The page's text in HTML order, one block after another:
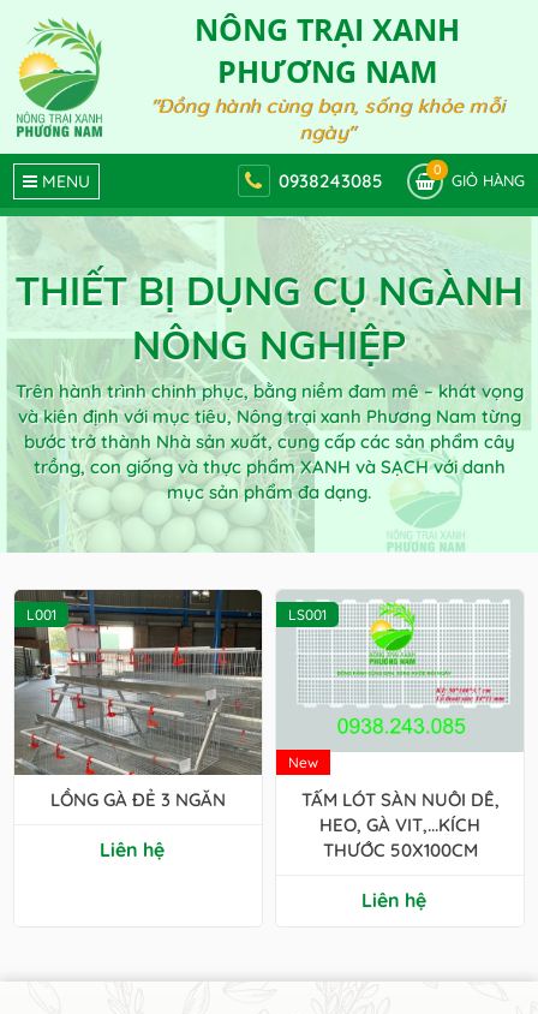
NÔNG TRẠI XANH
PHƯƠNG NAM
"Đồng hành cùng bạn, sống khỏe mỗi
ngày"
MENU 0938243085
0
GIỎ HÀNG
THIẾT BỊ DỤNG CỤ NGÀNH
NÔNG NGHIỆP
Trên hành trình chinh phục, bằng niềm đam mê – khát vọng
và kiên định với mục tiêu, Nông trại xanh Phương Nam từng
bước trở thành Nhà sản xuất, cung cấp các sản phẩm cây
trồng, con giống và thực phẩm XANH và SẠCH với danh
mục sản phẩm đa dạng.
L001
LỒNG GÀ ĐẺ 3 NGĂN
Liên hệ
LS001
New
TẤM LÓT SÀN NUÔI DÊ,
HEO, GÀ VIT,...KÍCH
THƯỚC 50X100CM
Liên hệ